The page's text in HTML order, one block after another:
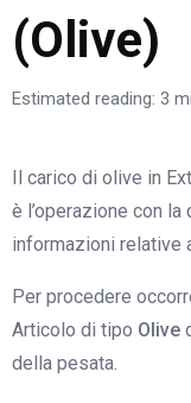
(Olive)
Estimated reading: 3
Il carico di olive in
è l’operazione con
informazioni relative
Per procedere
Articolo di tipo Olive
della pesata.